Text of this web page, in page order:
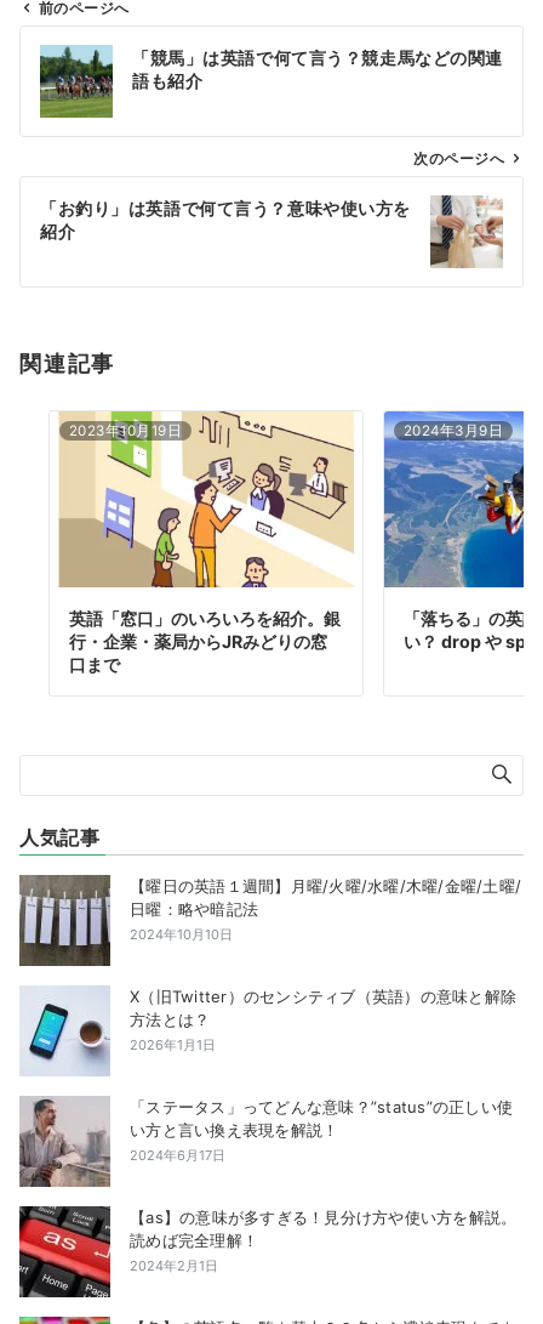
ン
前のページへ
「競馬」は英語で何て言う？競走馬などの関連
語も紹介
次のページへ
「お釣り」は英語で何て言う？意味や使い方を
紹介
関連記事
2023年10月19日
英語「窓口」のいろいろを紹介。銀
行・企業・薬局からJRみどりの窓
口まで
2024年3月9日
「落ちる」の英
い？ drop や
人気記事
【曜日の英語１週間】月曜/火曜/水曜/木曜/金曜/土曜/
日曜：略や暗記法
2024年10月10日
X（旧Twitter）のセンシティブ（英語）の意味と解除
方法とは？
2026年1月1日
「ステータス」ってどんな意味？”status”の正しい使
い方と言い換え表現を解説！
2024年6月17日
【as】の意味が多すぎる！見分け方や使い方を解説。
読めば完全理解！
2024年2月1日